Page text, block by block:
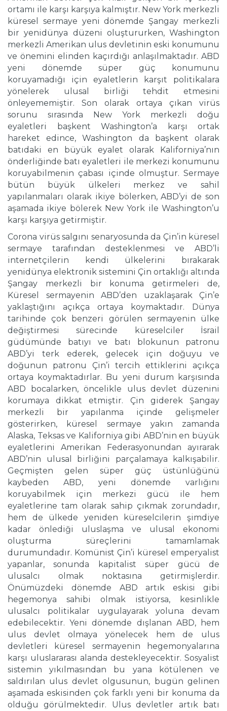
ortamı ile karşı karşıya kalmıştır. New York merkezli
küresel sermaye yeni dönemde Şangay merkezli
bir yenidünya düzeni oluştururken, Washington
merkezli Amerikan ulus devletinin eski konumunu
ve önemini elinden kaçırdığı anlaşılmaktadır. ABD
yeni dönemde süper güç konumunu
koruyamadığı için eyaletlerin karşıt politikalara
yönelerek ulusal birliği tehdit etmesini
önleyememiştir. Son olarak ortaya çıkan virüs
sorunu sırasında New York merkezli doğu
eyaletleri başkent Washington’a karşı ortak
hareket edince, Washington da başkent olarak
batıdaki en büyük eyalet olarak Kaliforniya’nın
önderliğinde batı eyaletleri ile merkezi konumunu
koruyabilmenin çabası içinde olmuştur. Sermaye
bütün büyük ülkeleri merkez ve sahil
yapılanmaları olarak ikiye bölerken, ABD’yi de son
aşamada ikiye bölerek New York ile Washington’u
karşı karşıya getirmiştir.
Corona virüs salgını senaryosunda da Çin’in küresel
sermaye tarafından desteklenmesi ve ABD’li
internetçilerin kendi ülkelerini bırakarak
yenidünya elektronik sistemini Çin ortaklığı altında
Şangay merkezli bir konuma getirmeleri de,
Küresel sermayenin ABD’den uzaklaşarak Çin’e
yaklaştığını açıkça ortaya koymaktadır. Dünya
tarihinde çok benzeri görülen sermayenin ülke
değiştirmesi sürecinde küreselciler İsrail
güdümünde batıyı ve batı blokunun patronu
ABD’yi terk ederek, gelecek için doğuyu ve
doğunun patronu Çin’i tercih ettiklerini açıkça
ortaya koymaktadırlar. Bu yeni durum karşısında
ABD bocalarken, öncelikle ulus devlet düzenini
korumaya dikkat etmiştir. Çin giderek Şangay
merkezli bir yapılanma içinde gelişmeler
gösterirken, küresel sermaye yakın zamanda
Alaska, Teksas ve Kaliforniya gibi ABD’nin en büyük
eyaletlerini Amerikan Federasyonundan ayırarak
ABD’nin ulusal birliğini parçalamaya kalkışabilir.
Geçmişten gelen süper güç üstünlüğünü
kaybeden ABD, yeni dönemde varlığını
koruyabilmek için merkezi gücü ile hem
eyaletlerine tam olarak sahip çıkmak zorundadır,
hem de ülkede yeniden küreselcilerin şimdiye
kadar önlediği uluslaşma ve ulusal ekonomi
oluşturma süreçlerini tamamlamak
durumundadır. Komünist Çin’i küresel emperyalist
yapanlar, sonunda kapitalist süper gücü de
ulusalcı olmak noktasına getirmişlerdir.
Önümüzdeki dönemde ABD artık eskisi gibi
hegemonya sahibi olmak istiyorsa, kesinlikle
ulusalcı politikalar uygulayarak yoluna devam
edebilecektir. Yeni dönemde dışlanan ABD, hem
ulus devlet olmaya yönelecek hem de ulus
devletleri küresel sermayenin hegemonyalarına
karşı uluslararası alanda destekleyecektir. Sosyalist
sistemin yıkılmasından bu yana kötülenen ve
saldırılan ulus devlet olgusunun, bugün gelinen
aşamada eskisinden çok farklı yeni bir konuma da
olduğu görülmektedir. Ulus devletler artık batı